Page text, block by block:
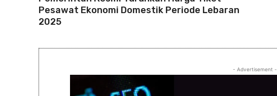
Pesawat Ekonomi Domestik Periode Lebaran
2025
- Advertisement -